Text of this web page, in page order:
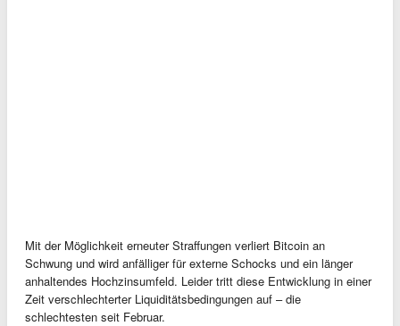
Mit der Möglichkeit erneuter Straffungen verliert Bitcoin an
Schwung und wird anfälliger für externe Schocks und ein länger
anhaltendes Hochzinsumfeld. Leider tritt diese Entwicklung in einer
Zeit verschlechterter Liquiditätsbedingungen auf – die
schlechtesten seit Februar.